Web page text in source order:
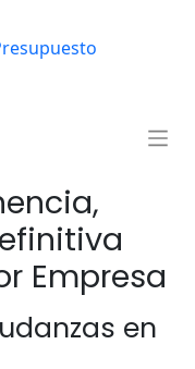
Empresa
en